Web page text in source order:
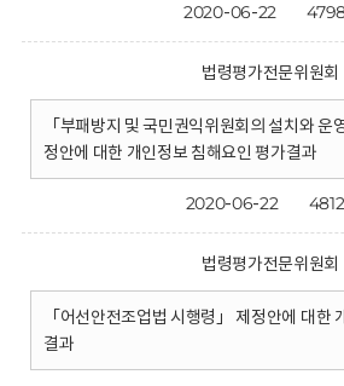
2020-06-22
법령평가전문위원회
「부패방지 및 국민권익위원회의 설치와 운
정안에 대한 개인정보 침해요인 평가결과
2020-06-22
법령평가전문위원회
「어선안전조업법 시행령」 제정안에 대한
결과